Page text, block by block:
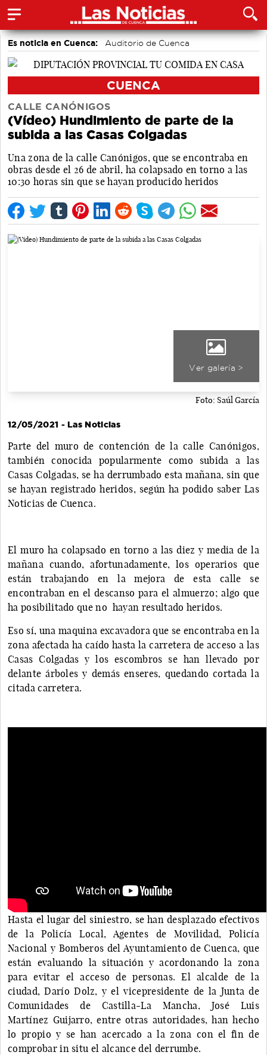
Es noticia en Cuenca: Auditorio de Cuenca
CUENCA
CALLE CANÓNIGOS
(Vídeo) Hundimiento de parte de la
subida a las Casas Colgadas
Una zona de la calle Canónigos, que se encontraba en
obras desde el 26 de abril, ha colapsado en torno a las
10:30 horas sin que se hayan producido heridos
Ver galería >
Foto: Saúl García
12/05/2021 - Las Noticias
Parte del muro de contención de la calle Canónigos,
también conocida popularmente como subida a las
Casas Colgadas, se ha derrumbado esta mañana, sin que
se hayan registrado heridos, según ha podido saber Las
Noticias de Cuenca.
El muro ha colapsado en torno a las diez y media de la
mañana cuando, afortunadamente, los operarios que
están trabajando en la mejora de esta calle se
encontraban en el descanso para el almuerzo; algo que
ha posibilitado que no hayan resultado heridos.
Eso sí, una maquina excavadora que se encontraba en la
zona afectada ha caído hasta la carretera de acceso a las
Casas Colgadas y los escombros se han llevado por
delante árboles y demás enseres, quedando cortada la
citada carretera.
Hasta el lugar del siniestro, se han desplazado efectivos
de la Policía Local, Agentes de Movilidad, Policía
Nacional y Bomberos del Ayuntamiento de Cuenca, que
están evaluando la situación y acordonando la zona
para evitar el acceso de personas. El alcalde de la
ciudad, Darío Dolz, y el vicepresidente de la Junta de
Comunidades de Castilla-La Mancha, José Luis
Martínez Guijarro, entre otras autoridades, han hecho
lo propio y se han acercado a la zona con el fin de
comprobar in situ el alcance del derrumbe.